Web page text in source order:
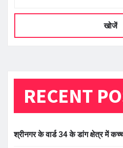
खोजें
RECENT
श्रीनगर के वार्ड 34 के डांग क्षेत्र में